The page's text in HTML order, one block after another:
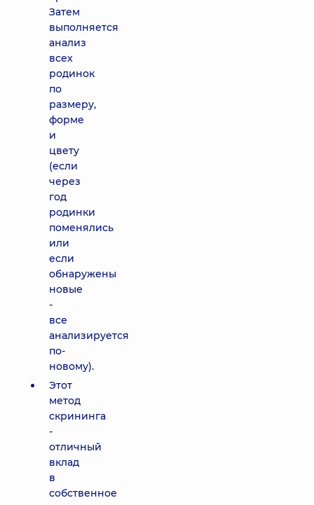
Затем
выполняется
анализ
всех
родинок
по
размеру,
форме
и
цвету
(если
через
год
родинки
поменялись
или
если
обнаружены
новые
-
все
анализируется
по-
новому).
Этот
метод
скрининга
-
отличный
вклад
в
собственное